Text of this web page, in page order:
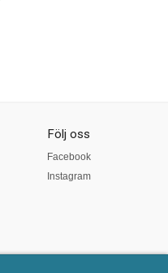
Följ oss
Facebook
Instagram